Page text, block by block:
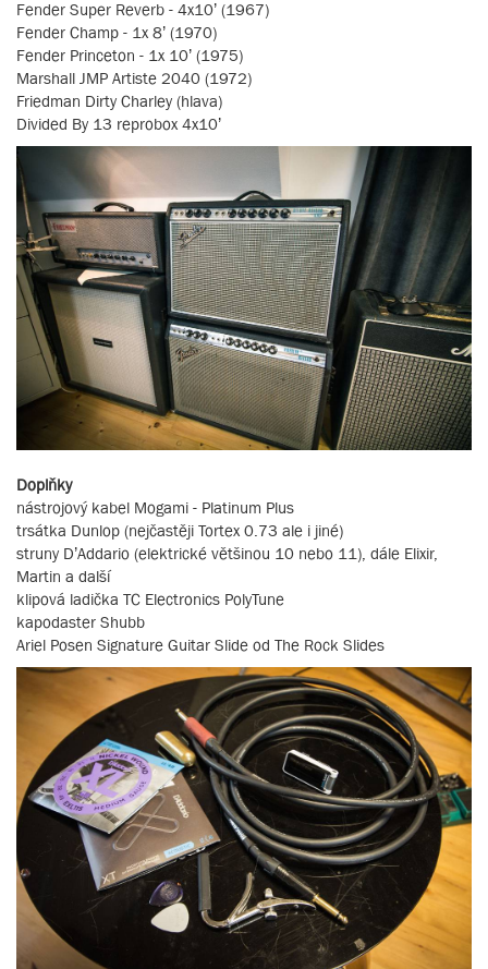
Fender Super Reverb - 4x10’ (1967)
Fender Champ - 1x 8’ (1970)
Fender Princeton - 1x 10’ (1975)
Marshall JMP Artiste 2040 (1972)
Friedman Dirty Charley (hlava)
Divided By 13 reprobox 4x10’
Doplňky
nástrojový kabel Mogami - Platinum Plus
trsátka Dunlop (nejčastěji Tortex 0.73 ale i jiné)
struny D’Addario (elektrické většinou 10 nebo 11), dále Elixir,
Martin a další
klipová ladička TC Electronics PolyTune
kapodaster Shubb
Ariel Posen Signature Guitar Slide od The Rock Slides